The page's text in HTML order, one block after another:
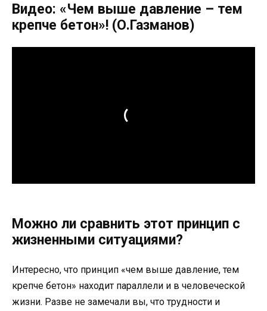
Видео: «Чем выше давление – тем
крепче бетон»! (О.Газманов)
Можно ли сравнить этот принцип с
жизненными ситуациями?
Интересно, что принцип «чем выше давление, тем
крепче бетон» находит параллели и в человеческой
жизни. Разве не замечали вы, что трудности и